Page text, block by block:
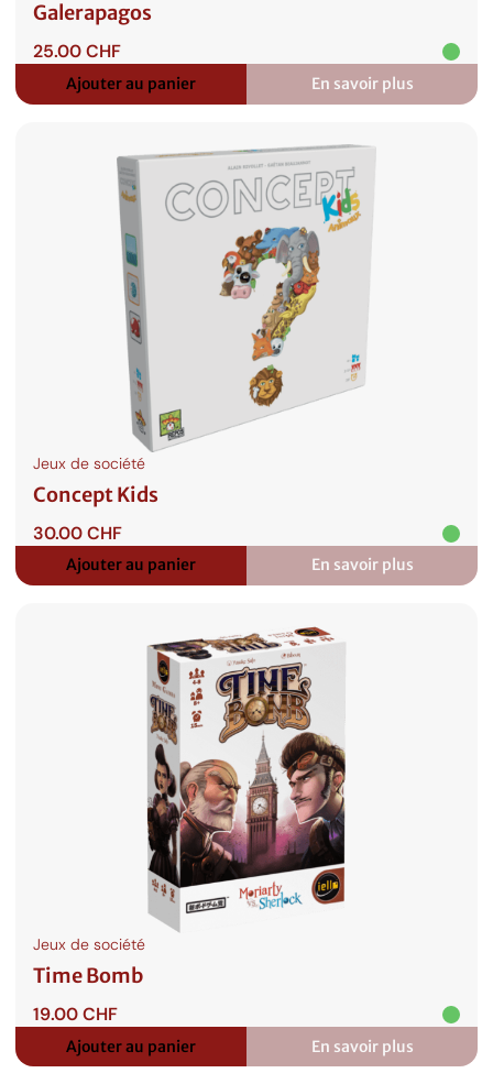
Galerapagos
25.00CHF
Ajouter au panier En savoir plus
:
Galerapagos
Jeux de société
Concept Kids
30.00CHF
Ajouter au panier En savoir plus
:
Concept
Jeux de société
Time Bomb
19.00CHF
Ajouter au panier En savoir plus
:
Time